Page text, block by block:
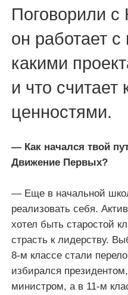
Поговорили с
он работает
какими
и что
ценностями.
— Как начался твой
Движение Первых?
— Еще в начальной
реализовать себя.
хотел быть старостой
страсть к лидерству.
8-м классе стали
избирался
министром, а в 11-м